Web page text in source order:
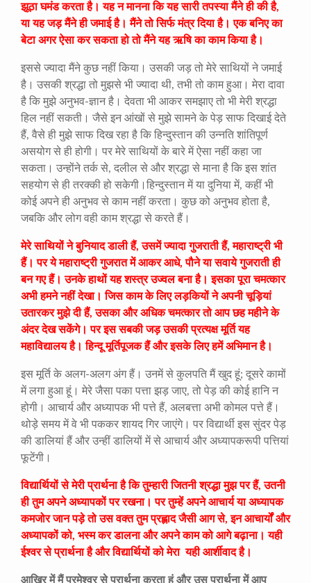
झूठा घमंड करता है। यह न मानना कि यह सारी तपस्या मैंने ही की है,
या यह जड़ मैंने ही जमाई है। मैंने तो सिर्फ मंत्र दिया है। एक बनिए का
बेटा अगर ऐसा कर सकता हो तो मैंने यह ऋषि का काम किया है।
इससे ज्यादा मैंने कुछ नहीं किया। उसकी जड़ तो मेरे साथियों ने जमाई
है। उसकी श्रद्धा तो मुझसे भी ज्यादा थी, तभी तो काम हुआ। मेरा दावा
है कि मुझे अनुभव-ज्ञान है। देवता भी आकर समझाए तो भी मेरी श्रद्धा
हिल नहीं सकती। जैसे इन आंखों से मुझे सामने के पेड़ साफ दिखाई देते
हैं, वैसे ही मुझे साफ दिख रहा है कि हिन्दुस्तान की उन्नति शांतिपूर्ण
असयोग से ही होगी। पर मेरे साथियों के बारे में ऐसा नहीं कहा जा
सकता। उन्होंने तर्क से, दलील से और श्रद्धा से माना है कि इस शांत
सहयोग से ही तरक्की हो सकेगी।हिन्दुस्तान में या दुनिया में, कहीं भी
कोई अपने ही अनुभव से काम नहीं करता। कुछ को अनुभव होता है,
जबकि और लोग वही काम श्रद्धा से करते हैं।
मेरे साथियों ने बुनियाद डाली हैं, उसमें ज्यादा गुजराती हैं, महाराष्ट्री भी
हैं। पर ये महाराष्ट्री गुजरात में आकर आधे, पौने या सवाये गुजराती ही
बन गए हैं। उनके हाथों यह शस्त्र उज्वल बना है। इसका पूरा चमत्कार
अभी हमने नहीं देखा। जिस काम के लिए लड़कियों ने अपनी चूड़ियां
उतारकर मुझे दी हैं, उसका और अधिक चमत्कार तो आप छह महीने के
अंदर देख सकेंगे। पर इस सबकी जड़ उसकी प्रत्यक्ष मूर्ति यह
महाविद्यालय है। हिन्दू मूर्तिपूजक हैं और इसके लिए हमें अभिमान है।
इस मूर्ति के अलग-अलग अंग हैं। उनमें से कुलपति मैं खुद हूं; दूसरे कामों
में लगा हुआ हूं। मेरे जैसा पका पत्ता झड़ जाए, तो पेड़ की कोई हानि न
होगी। आचार्य और अध्यापक भी पत्ते हैं, अलबत्ता अभी कोमल पत्ते हैं।
थोड़े समय में वे भी पककर शायद गिर जाएंगे। पर विद्यार्थी इस सुंदर पेड़
की डालियां हैं और उन्हीं डालियों में से आचार्य और अध्यापकरूपी पत्तियां
फूटेंगी।
विद्यार्थियों से मेरी प्रार्थना है कि तुम्हारी जितनी श्रद्धा मुझ पर हैं, उतनी
ही तुम अपने अध्यापकों पर रखना। पर तुम्हें अपने आचार्य या अध्यापक
कमजोर जान पड़े तो उस वक्त तुम प्रह्लाद जैसी आग से, इन आचार्यों और
अध्यापकों को, भस्म कर डालना और अपने काम को आगे बढ़ाना। यही
ईश्वर से प्रार्थना है और विद्यार्थियों को मेरा यही आर्शीवाद है।
आखिर में मैं परमेश्वर से प्रार्थना करता हूं और उस प्रार्थना में आप